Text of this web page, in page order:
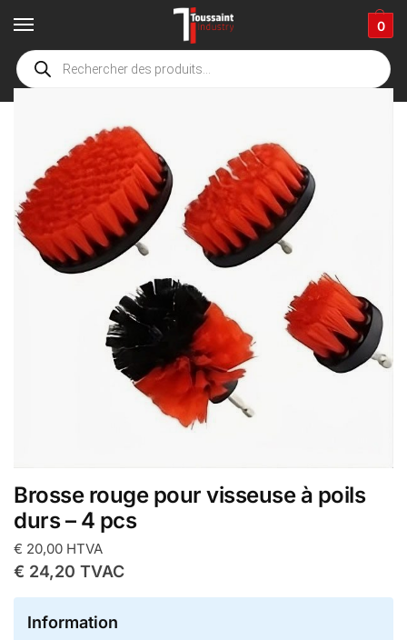
0
Accueil boutique / Accessoires de nettoyage
Brosse rouge pour visseuse à poils
durs – 4 pcs
€ 20,00 HTVA
€ 24,20 TVAC
Information